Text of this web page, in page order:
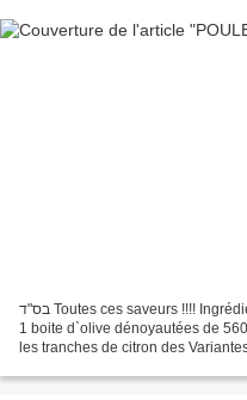
בס"ד Toutes ces saveurs !!!! Ingrédients pour 8 personnes 1 poulet découpé
1 boite d`olive dénoyautées de
les tranches de citron des